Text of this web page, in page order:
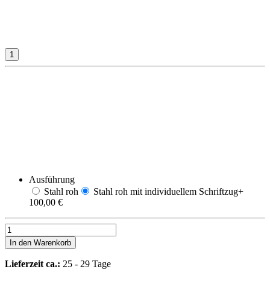
Ausführung
Stahl roh
Stahl roh mit individuellem Schriftzug+
100,00 €
In den Warenkorb
Lieferzeit ca.: 25 - 29 Tage